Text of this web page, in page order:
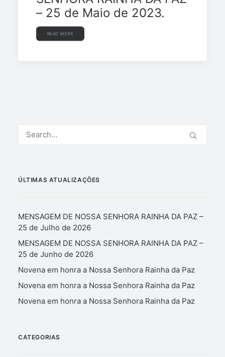
– 25 de Maio de 2023.
READ MORE
ÚLTIMAS ATUALIZAÇÕES
MENSAGEM DE NOSSA SENHORA RAINHA DA PAZ –
25 de Julho de 2026
MENSAGEM DE NOSSA SENHORA RAINHA DA PAZ –
25 de Junho de 2026
Novena em honra a Nossa Senhora Rainha da Paz
Novena em honra a Nossa Senhora Rainha da Paz
Novena em honra a Nossa Senhora Rainha da Paz
CATEGORIAS